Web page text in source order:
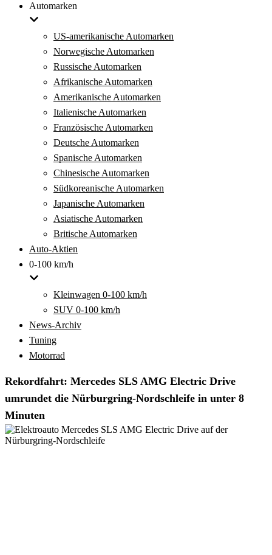
Automarken
US-amerikanische Automarken
Norwegische Automarken
Russische Automarken
Afrikanische Automarken
Amerikanische Automarken
Italienische Automarken
Französische Automarken
Deutsche Automarken
Spanische Automarken
Chinesische Automarken
Südkoreanische Automarken
Japanische Automarken
Asiatische Automarken
Britische Automarken
Auto-Aktien
0-100 km/h
Kleinwagen 0-100 km/h
SUV 0-100 km/h
News-Archiv
Tuning
Motorrad
Rekordfahrt: Mercedes SLS AMG Electric Drive
umrundet die Nürburgring-Nordschleife in unter 8
Minuten